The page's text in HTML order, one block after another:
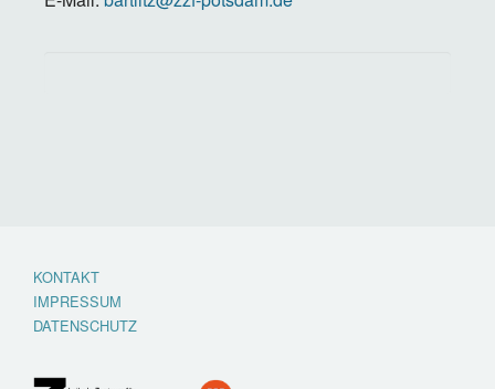
Footer
menu
KONTAKT
IMPRESSUM
DATENSCHUTZ